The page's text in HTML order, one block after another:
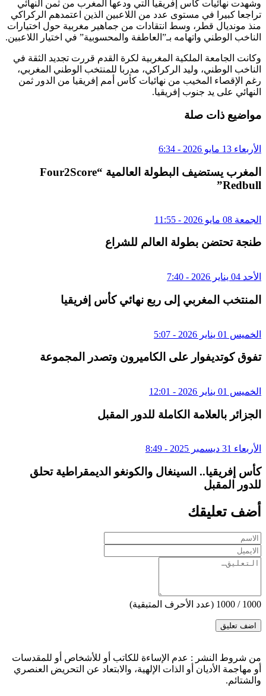
وشهدت نهائيات كأس إفريقيا التي ودعها المغرب من ثمن النهائي
تراجعا كبيرا في مستوى عدد من اللاعبين الذين اعتمدهم الركراكي
منذ مونديال قطر، وسط انتقادات من جماهير مغربية حول اختيارات
الناخب الوطني واتهامه بـ”العاطفة والمحسوبية” في اختيار اللاعبين.
وكانت الجامعة الملكية المغربية لكرة القدم قررت تجديد الثقة في
الناخب الوطني، وليد الركراكي، مدربا للمنتخب الوطني المغربي،
رغم الإقصاء المخيب من نهائيات كأس أمم إفريقيا من الدور ثمن
النهائي على يد جنوب إفريقيا.
مواضيع ذات صلة
الأربعاء 13 مايو 2026 - 6:34
المغرب يستضيف البطولة العالمية “Four2Score
Redbull”
الجمعة 08 مايو 2026 - 11:55
طنجة تحتضن بطولة العالم للشراع
الأحد 04 يناير 2026 - 7:40
المنتخب المغربي إلى ربع نهائي كأس إفريقيا
الخميس 01 يناير 2026 - 5:07
تفوق كوتديفوار على الكاميرون وتصدر المجموعة
الخميس 01 يناير 2026 - 12:01
الجزائر بالعلامة الكاملة للدور المقبل
الأربعاء 31 ديسمبر 2025 - 8:49
كأس إفريقيا.. السينغال والكونغو الديمقراطية تحلق
للدور المقبل
أضف تعليقك
1000
/
1000 (عدد الأحرف المتبقية)
‫من شروط النشر : عدم الإساءة للكاتب أو للأشخاص أو للمقدسات
أو مهاجمة الأديان أو الذات الإلهية، والابتعاد عن التحريض العنصري
والشتائم.